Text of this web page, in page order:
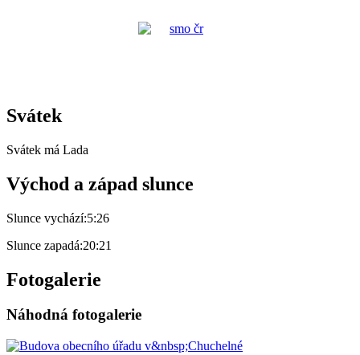
Svátek
Svátek má Lada
Východ a západ slunce
Slunce vychází:5:26
Slunce zapadá:20:21
Fotogalerie
Náhodná fotogalerie